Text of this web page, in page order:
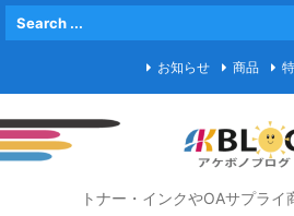
お知らせ 商品
トナー・インクやOAサプラ